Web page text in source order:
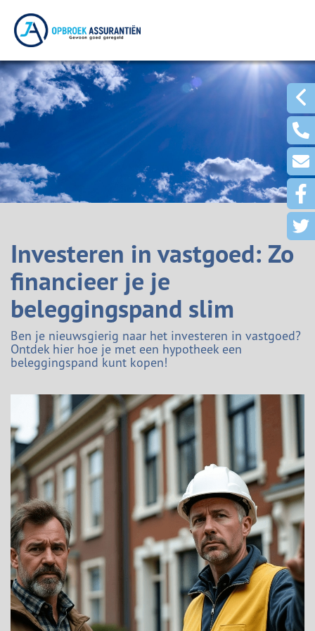
Investeren in vastgoed: Zo
financieer je je
beleggingspand slim
Ben je nieuwsgierig naar het investeren in vastgoed?
Ontdek hier hoe je met een hypotheek een
beleggingspand kunt kopen!